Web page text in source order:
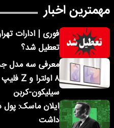
مهمترین اخبار
تعطیل شد؟
سیلیکون-کربن
داشت